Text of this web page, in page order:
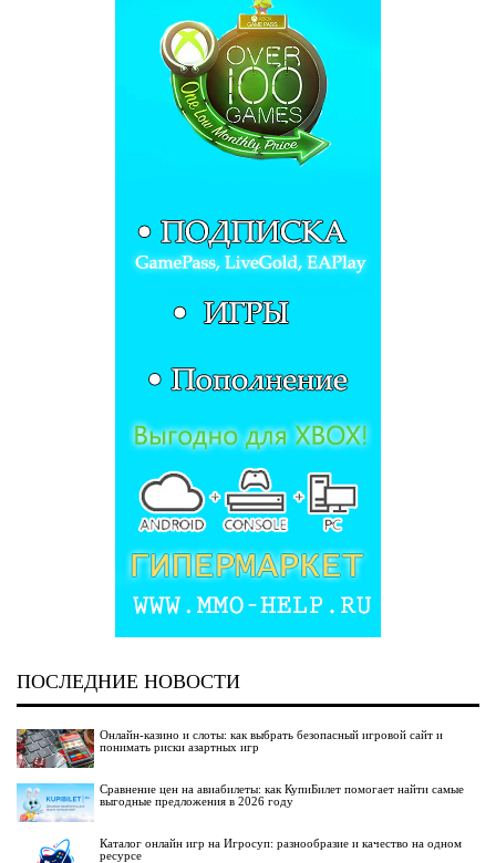
ПОСЛЕДНИЕ НОВОСТИ
Онлайн-казино и слоты: как выбрать безопасный игровой сайт и
понимать риски азартных игр
Сравнение цен на авиабилеты: как КупиБилет помогает найти самые
выгодные предложения в 2026 году
Каталог онлайн игр на Игросуп: разнообразие и качество на одном
ресурсе